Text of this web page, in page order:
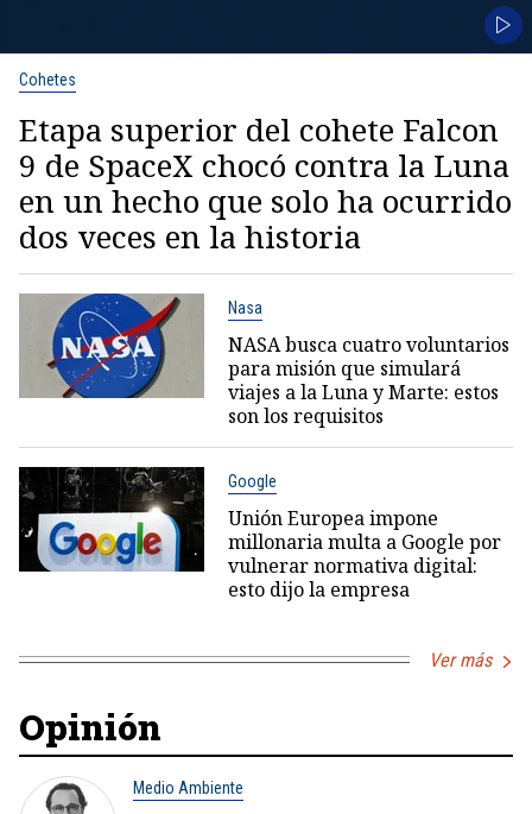
Cohetes
Etapa superior del cohete Falcon
9 de SpaceX chocó contra la Luna
en un hecho que solo ha ocurrido
dos veces en la historia
Nasa
NASA busca cuatro voluntarios
para misión que simulará
viajes a la Luna y Marte: estos
son los requisitos
Google
Unión Europea impone
millonaria multa a Google por
vulnerar normativa digital:
esto dijo la empresa
Ver más
Opinión
Medio Ambiente